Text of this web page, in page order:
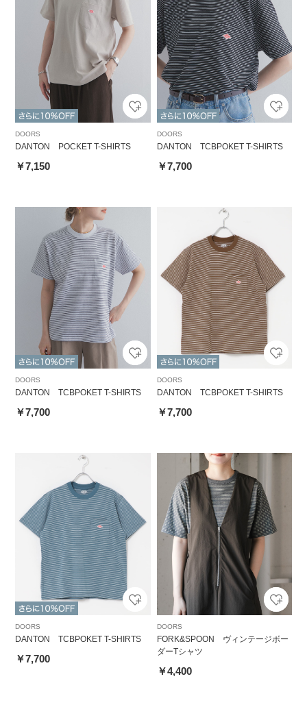
DOORS
DANTON POCKET T-SHIRTS
￥7,150
DOORS
DANTON TCBPOKET T-SHIRTS
￥7,700
DOORS
DANTON TCBPOKET T-SHIRTS
￥7,700
DOORS
DANTON TCBPOKET T-SHIRTS
￥7,700
DOORS
DANTON TCBPOKET T-SHIRTS
￥7,700
DOORS
FORK&SPOON ヴィンテージボー
ダーTシャツ
￥4,400